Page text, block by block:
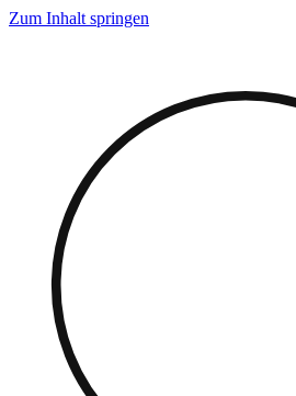
Zum Inhalt springen